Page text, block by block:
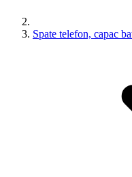
Spate telefon, capac